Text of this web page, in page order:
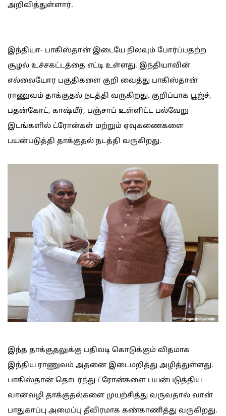
அறிவித்துள்ளார்.
இந்தியா- பாகிஸ்தான் இடையே நிலவும் போர்ப்பதற்ற
சூழல் உச்சகட்டத்தை எட்டி உள்ளது. இந்தியாவின்
எல்லையோர பகுதிகளை குறி வைத்து பாகிஸ்தான்
ராணுவம் தாக்குதல் நடத்தி வருகிறது. குறிப்பாக பூஜ்ச்,
பதன்கோட், காஷ்மீர், பஞ்சாப் உள்ளிட்ட பல்வேறு
இடங்களில் ட்ரோன்கள் மற்றும் ஏவுகணைகளை
பயன்படுத்தி தாக்குதல் நடத்தி வருகிறது.
இந்த தாக்குதலுக்கு பதிலடி கொடுக்கும் விதமாக
இந்திய ராணுவம் அதனை இடைமறித்து அழித்துள்ளது.
பாகிஸ்தான் தொடர்ந்து ட்ரோன்களை பயன்படுத்திய
வான்வழி தாக்குதல்களை முயற்சித்து வருவதால் வான்
பாதுகாப்பு அமைப்பு தீவிரமாக கண்காணித்து வருகிறது.